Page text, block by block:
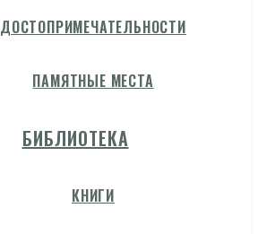
ДОСТОПРИМЕЧАТЕЛЬНОСТИ
ПАМЯТНЫЕ МЕСТА
БИБЛИОТЕКА
КНИГИ